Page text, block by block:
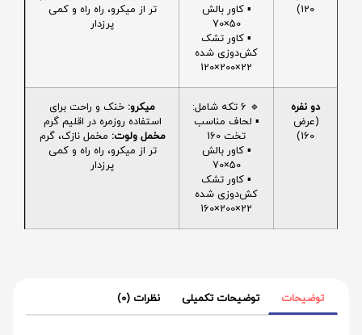
120)
▪️ کاور بالش
50×70
▪️ کاور تشک
کش‌دوزی شده
22×200×120
تر از میکرو، راه راه و کمی
پرزدار
دو نفره
(عرض
160)
🔹 6 تکه شامل:
▪️ لحاف مناسب
تخت 160
▪️ کاور بالش
50×70
▪️ کاور تشک
کش‌دوزی شده
22×200×160
میکرو: خنک و راحت برای
استفاده روزمره در اقلیم گرم
مخمل ولوت: مخمل نازک، گرم
تر از میکرو، راه راه و کمی
پرزدار
توضیحات توضیحات تکمیلی نظرات (0)